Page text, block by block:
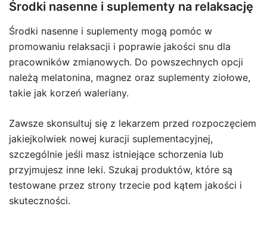
Środki nasenne i suplementy na relaksację
Środki nasenne i suplementy mogą pomóc w
promowaniu relaksacji i poprawie jakości snu dla
pracowników zmianowych. Do powszechnych opcji
należą melatonina, magnez oraz suplementy ziołowe,
takie jak korzeń waleriany.
Zawsze skonsultuj się z lekarzem przed rozpoczęciem
jakiejkolwiek nowej kuracji suplementacyjnej,
szczególnie jeśli masz istniejące schorzenia lub
przyjmujesz inne leki. Szukaj produktów, które są
testowane przez strony trzecie pod kątem jakości i
skuteczności.